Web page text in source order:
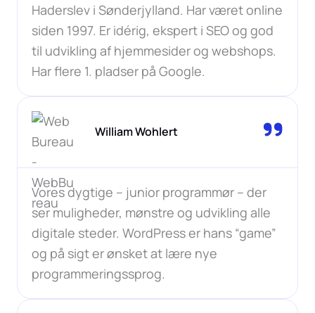
Haderslev i Sønderjylland. Har været online
siden 1997. Er idérig, ekspert i SEO og god
til udvikling af hjemmesider og webshops.
Har flere 1. pladser på Google.
William Wohlert
Vores dygtige – junior programmør – der
ser muligheder, mønstre og udvikling alle
digitale steder. WordPress er hans “game”
og på sigt er ønsket at lære nye
programmeringssprog.